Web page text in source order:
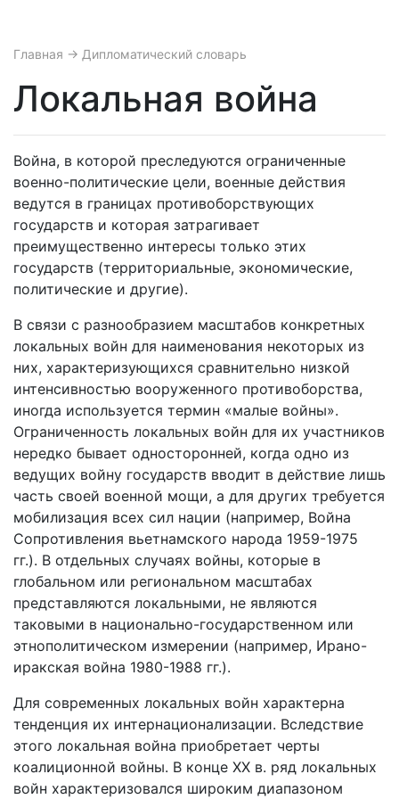
Главная → Дипломатический словарь
Локальная война
Война, в которой преследуются ограниченные
военно-политические цели, военные действия
ведутся в границах противоборствующих
государств и которая затрагивает
преимущественно интересы только этих
государств (территориальные, экономические,
политические и другие).
В связи с разнообразием масштабов конкретных
локальных войн для наименования некоторых из
них, характеризующихся сравнительно низкой
интенсивностью вооруженного противоборства,
иногда используется термин «малые войны».
Ограниченность локальных войн для их участников
нередко бывает односторонней, когда одно из
ведущих войну государств вводит в действие лишь
часть своей военной мощи, а для других требуется
мобилизация всех сил нации (например, Война
Сопротивления вьетнамского народа 1959-1975
гг.). В отдельных случаях войны, которые в
глобальном или региональном масштабах
представляются локальными, не являются
таковыми в национально-государственном или
этнополитическом измерении (например, Ирано-
иракская война 1980-1988 гг.).
Для современных локальных войн характерна
тенденция их интернационализации. Вследствие
этого локальная война приобретает черты
коалиционной войны. В конце XX в. ряд локальных
войн характеризовался широким диапазоном